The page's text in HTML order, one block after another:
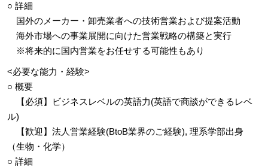
○ 詳細
国外のメーカー・卸売業者への技術営業および提案活動
海外市場への事業展開に向けた営業戦略の構築と実行
※将来的に国内営業をお任せする可能性もあり
<必要な能力・経験>
○ 概要
【必須】ビジネスレベルの英語力(英語で商談ができるレベ
ル)
【歓迎】法人営業経験(BtoB業界のご経験), 理系学部出身
（生物・化学）
○ 詳細